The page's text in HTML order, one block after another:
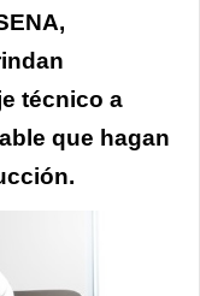
técnico a
que hagan